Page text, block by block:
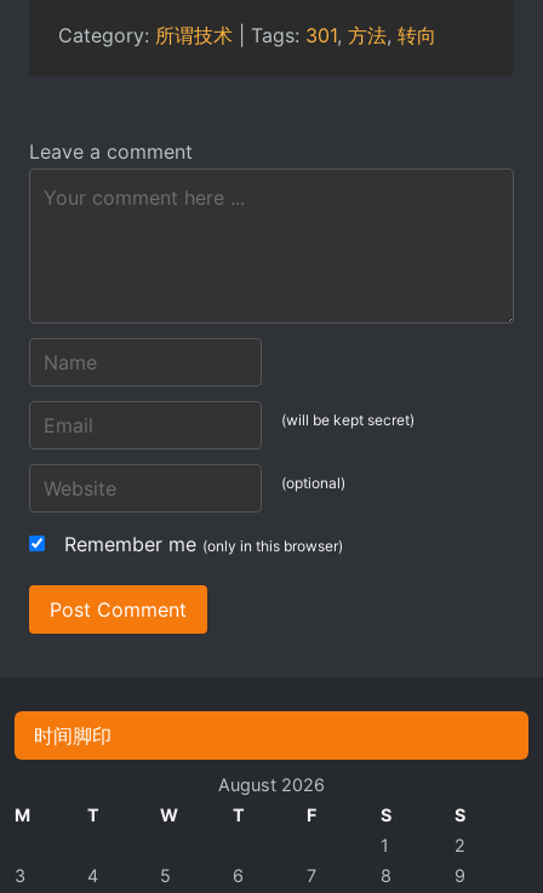
Category: 所谓技术 | Tags: 301, 方法, 转向
Leave a comment
(will be kept secret)
(optional)
Remember me (only in this browser)
Post Comment
时间脚印
August 2026
M
T W T F S S
1
2
3
4 5 6 7 8
9